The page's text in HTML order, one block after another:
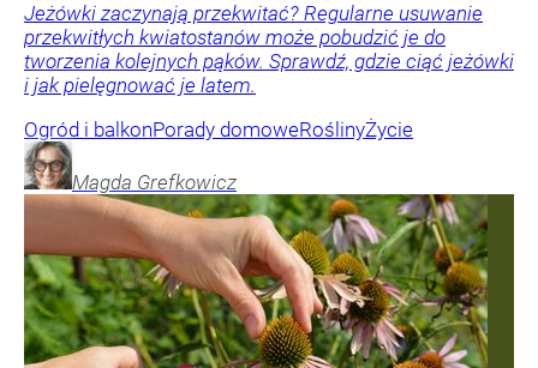
Jeżówki zaczynają przekwitać? Regularne usuwanie
przekwitłych kwiatostanów może pobudzić je do
tworzenia kolejnych pąków. Sprawdź, gdzie ciąć jeżówki
i jak pielęgnować je latem.
Ogród i balkonPorady domoweRoślinyŻycie
Magda Grefkowicz